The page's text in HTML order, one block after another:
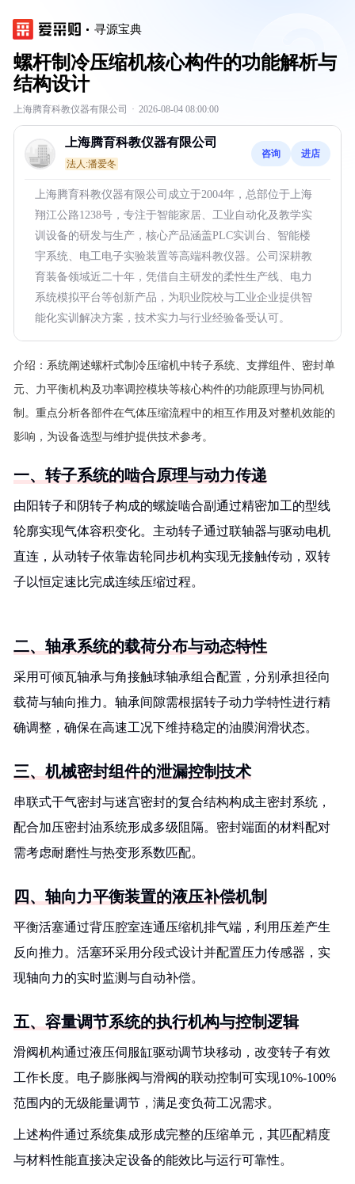
寻源宝典
螺杆制冷压缩机核心构件的功能解析与
结构设计
上海腾育科教仪器有限公司 · 2026-08-04 08:00:00
上海腾育科教仪器有限公司
法人:潘爱冬
咨询 进店
上海腾育科教仪器有限公司成立于2004年，总部位于上海
翔江公路1238号，专注于智能家居、工业自动化及教学实
训设备的研发与生产，核心产品涵盖PLC实训台、智能楼
宇系统、电工电子实验装置等高端科教仪器。公司深耕教
育装备领域近二十年，凭借自主研发的柔性生产线、电力
系统模拟平台等创新产品，为职业院校与工业企业提供智
能化实训解决方案，技术实力与行业经验备受认可。
介绍： 系统阐述螺杆式制冷压缩机中转子系统、支撑组件、密封单
元、力平衡机构及功率调控模块等核心构件的功能原理与协同机
制。重点分析各部件在气体压缩流程中的相互作用及对整机效能的
影响，为设备选型与维护提供技术参考。
一、转子系统的啮合原理与动力传递
由阳转子和阴转子构成的螺旋啮合副通过精密加工的型线
轮廓实现气体容积变化。主动转子通过联轴器与驱动电机
直连，从动转子依靠齿轮同步机构实现无接触传动，双转
子以恒定速比完成连续压缩过程。
二、轴承系统的载荷分布与动态特性
采用可倾瓦轴承与角接触球轴承组合配置，分别承担径向
载荷与轴向推力。轴承间隙需根据转子动力学特性进行精
确调整，确保在高速工况下维持稳定的油膜润滑状态。
三、机械密封组件的泄漏控制技术
串联式干气密封与迷宫密封的复合结构构成主密封系统，
配合加压密封油系统形成多级阻隔。密封端面的材料配对
需考虑耐磨性与热变形系数匹配。
四、轴向力平衡装置的液压补偿机制
平衡活塞通过背压腔室连通压缩机排气端，利用压差产生
反向推力。活塞环采用分段式设计并配置压力传感器，实
现轴向力的实时监测与自动补偿。
五、容量调节系统的执行机构与控制逻辑
滑阀机构通过液压伺服缸驱动调节块移动，改变转子有效
工作长度。电子膨胀阀与滑阀的联动控制可实现10%-100%
范围内的无级能量调节，满足变负荷工况需求。
上述构件通过系统集成形成完整的压缩单元，其匹配精度
与材料性能直接决定设备的能效比与运行可靠性。